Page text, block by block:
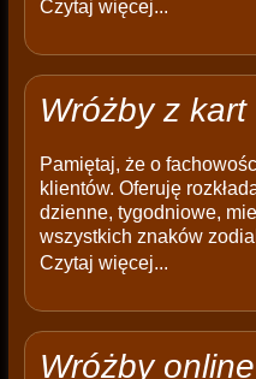
Czytaj więcej...
Wróżby z kart
Pamiętaj, że o
klientów. Oferuję
dzienne, tygodniowe,
wszystkich znaków
Czytaj więcej...
Wróżby online